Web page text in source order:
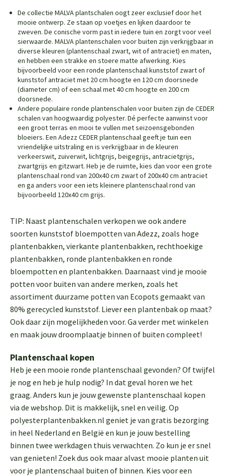
De collectie MALVA plantschalen oogt zeer exclusief door het
mooie ontwerp. Ze staan op voetjes en lijken daardoor te
zweven. De conische vorm past in iedere tuin en zorgt voor veel
sierwaarde. MALVA plantenschalen voor buiten zijn verkrijgbaar in
diverse kleuren (plantenschaal zwart, wit of antraciet) en maten,
en hebben een strakke en stoere matte afwerking. Kies
bijvoorbeeld voor een ronde plantenschaal kunststof zwart of
kunststof antraciet met 20 cm hoogte en 120 cm doorsnede
(diameter cm) of een schaal met 40 cm hoogte en 200 cm
doorsnede.
Andere populaire ronde plantenschalen voor buiten zijn de CEDER
schalen van hoogwaardig polyester. Dé perfecte aanwinst voor
een groot terras en mooi te vullen met seizoensgebonden
bloeiers. Een Adezz CEDER plantenschaal geeft je tuin een
vriendelijke uitstraling en is verkrijgbaar in de kleuren
verkeerswit, zuiverwit, lichtgrijs, beigegrijs, antracietgrijs,
zwartgrijs en gitzwart. Heb je de ruimte, kies dan voor een grote
plantenschaal rond van 200x40 cm zwart of 200x40 cm antraciet
en ga anders voor een iets kleinere plantenschaal rond van
bijvoorbeeld 120x40 cm grijs.
TIP: Naast plantenschalen verkopen we ook andere
soorten kunststof bloempotten van Adezz, zoals hoge
plantenbakken, vierkante plantenbakken, rechthoekige
plantenbakken, ronde plantenbakken en ronde
bloempotten en plantenbakken. Daarnaast vind je mooie
potten voor buiten van andere merken, zoals het
assortiment duurzame potten van Ecopots gemaakt van
80% gerecycled kunststof. Liever een plantenbak op maat?
Ook daar zijn mogelijkheden voor. Ga verder met winkelen
en maak jouw droomplaatje binnen of buiten compleet!
Plantenschaal kopen
Heb je een mooie ronde plantenschaal gevonden? Of twijfel
je nog en heb je hulp nodig? In dat geval horen we het
graag. Anders kun je jouw gewenste plantenschaal kopen
via de webshop. Dit is makkelijk, snel en veilig. Op
polyesterplantenbakken.nl geniet je van gratis bezorging
in heel Nederland en België en kun je jouw bestelling
binnen twee werkdagen thuis verwachten. Zo kun je er snel
van genieten! Zoek dus ook maar alvast mooie planten uit
voor je plantenschaal buiten of binnen. Kies voor een